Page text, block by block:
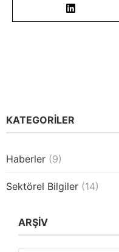
KATEGORİLER
Haberler (9)
Sektörel Bilgiler (14)
ARŞİV